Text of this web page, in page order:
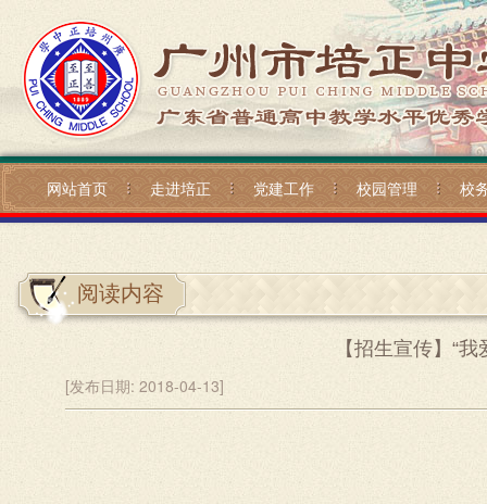
网站首页 走进培正 党建工作 校园管理 校
阅读内容
【招生宣传】“
[发布日期: 2018-04-13]